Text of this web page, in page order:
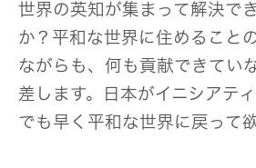
世界の英知が集まって解決で
か？平和な世界に住めること
ながらも、何も貢献できてい
差します。日本がイニシアテ
でも早く平和な世界に戻って